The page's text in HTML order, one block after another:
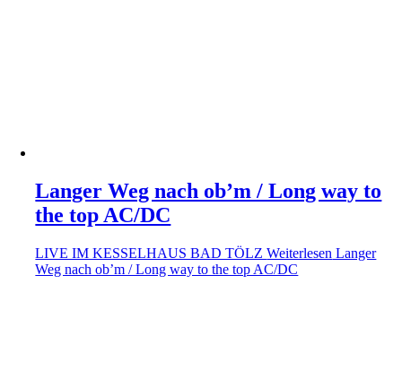
Langer Weg nach ob’m / Long way to
the top AC/DC
LIVE IM KESSELHAUS BAD TÖLZWeiterlesen Langer
Weg nach ob’m / Long way to the top AC/DC